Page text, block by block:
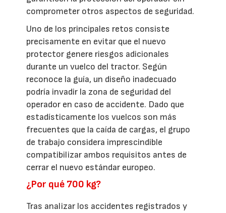
comprometer otros aspectos de seguridad.
Uno de los principales retos consiste
precisamente en evitar que el nuevo
protector genere riesgos adicionales
durante un vuelco del tractor. Según
reconoce la guía, un diseño inadecuado
podría invadir la zona de seguridad del
operador en caso de accidente. Dado que
estadísticamente los vuelcos son más
frecuentes que la caída de cargas, el grupo
de trabajo considera imprescindible
compatibilizar ambos requisitos antes de
cerrar el nuevo estándar europeo.
¿Por qué 700 kg?
Tras analizar los accidentes registrados y